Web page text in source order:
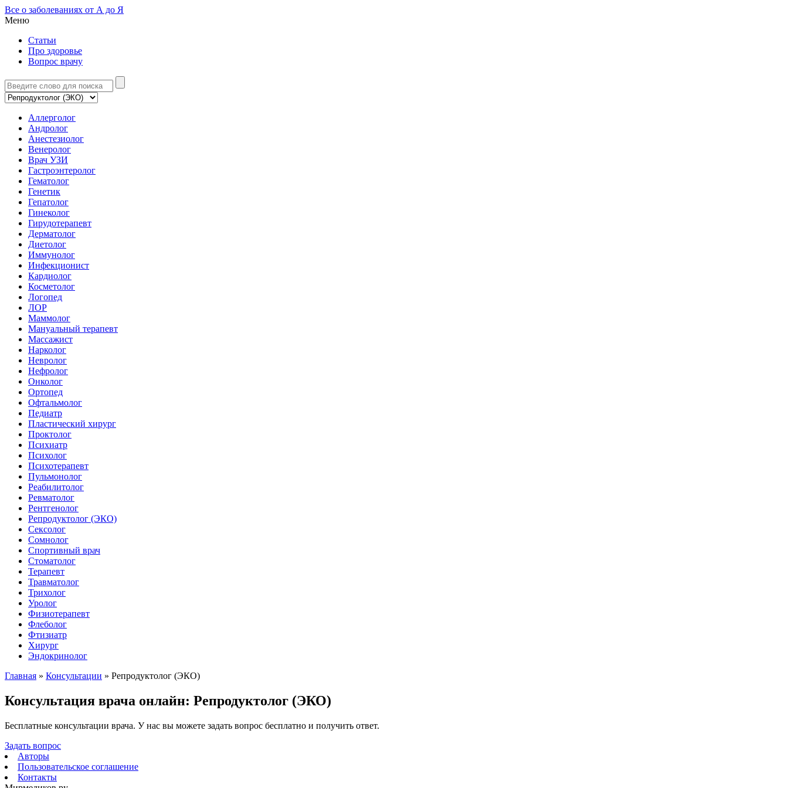
Все о заболеваниях от А до Я
Меню
Статьи
Про здоровье
Вопрос врачу
Аллерголог
Андролог
Анестезиолог
Венеролог
Врач УЗИ
Гастроэнтеролог
Гематолог
Генетик
Гепатолог
Гинеколог
Гирудотерапевт
Дерматолог
Диетолог
Иммунолог
Инфекционист
Кардиолог
Косметолог
Логопед
ЛОР
Маммолог
Мануальный терапевт
Массажист
Нарколог
Невролог
Нефролог
Онколог
Ортопед
Офтальмолог
Педиатр
Пластический хирург
Проктолог
Психиатр
Психолог
Психотерапевт
Пульмонолог
Реабилитолог
Ревматолог
Рентгенолог
Репродуктолог (ЭКО)
Сексолог
Сомнолог
Спортивный врач
Стоматолог
Терапевт
Травматолог
Трихолог
Уролог
Физиотерапевт
Флеболог
Фтизиатр
Хирург
Эндокринолог
Главная » Консультации » Репродуктолог (ЭКО)
Консультация врача онлайн: Репродуктолог (ЭКО)
Бесплатные консультации врача. У нас вы можете задать вопрос бесплатно и получить ответ.
Задать вопрос
Авторы
Пользовательское соглашение
Контакты